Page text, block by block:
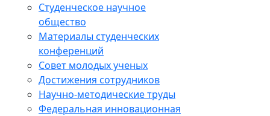
Студенческое научное
общество
Материалы студенческих
конференций
Совет молодых ученых
Достижения сотрудников
Научно-методические труды
Федеральная инновационная